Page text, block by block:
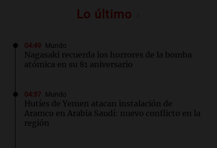
Lo último
04:49 Mundo
Nagasaki recuerda los horrores de la bomba
atómica en su 81 aniversario
04:37 Mundo
Hutíes de Yemen atacan instalación de
Aramco en Arabia Saudí: nuevo conflicto en la
región